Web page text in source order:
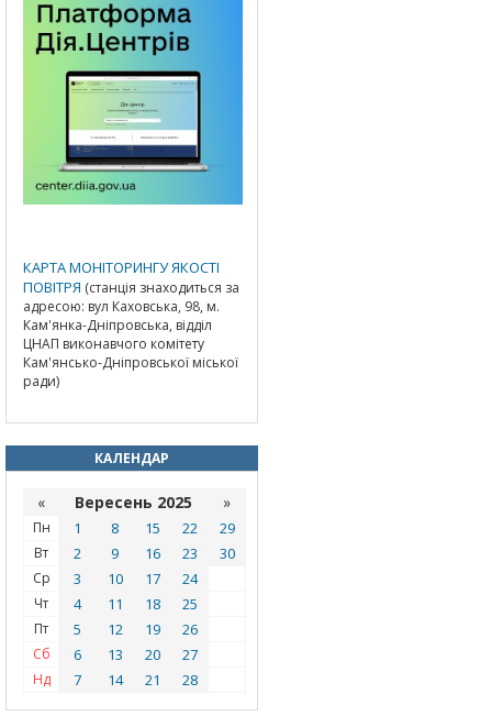
КАРТА МОНІТОРИНГУ ЯКОСТІ
ПОВІТРЯ (станція знаходиться за
адресою: вул Каховська, 98, м.
Кам'янка-Дніпровська, відділ
ЦНАП виконавчого комітету
Кам'янсько-Дніпровської міської
ради)
КАЛЕНДАР
« Вересень 2025 »
Пн 1 8 15 22 29
Вт 2 9 16 23 30
Ср 3 10 17 24
Чт 4 11 18 25
Пт 5 12 19 26
Сб 6 13 20 27
Нд 7 14 21 28